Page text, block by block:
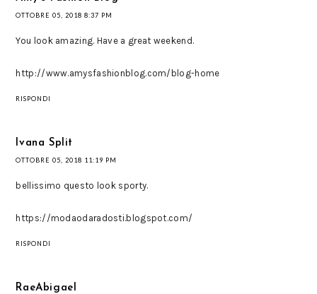
OTTOBRE 05, 2018 8:37 PM
You look amazing. Have a great weekend.
http://www.amysfashionblog.com/blog-home
RISPONDI
Ivana Split
OTTOBRE 05, 2018 11:19 PM
bellissimo questo look sporty.
https://modaodaradosti.blogspot.com/
RISPONDI
RaeAbigael